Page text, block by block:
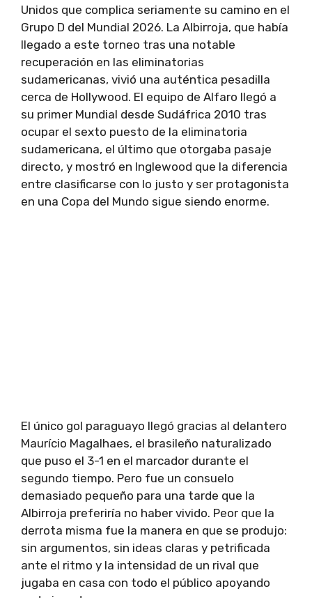
Unidos que complica seriamente su camino en el
Grupo D del Mundial 2026. La Albirroja, que había
llegado a este torneo tras una notable
recuperación en las eliminatorias
sudamericanas, vivió una auténtica pesadilla
cerca de Hollywood. El equipo de Alfaro llegó a
su primer Mundial desde Sudáfrica 2010 tras
ocupar el sexto puesto de la eliminatoria
sudamericana, el último que otorgaba pasaje
directo, y mostró en Inglewood que la diferencia
entre clasificarse con lo justo y ser protagonista
en una Copa del Mundo sigue siendo enorme.
El único gol paraguayo llegó gracias al delantero
Maurício Magalhaes, el brasileño naturalizado
que puso el 3-1 en el marcador durante el
segundo tiempo. Pero fue un consuelo
demasiado pequeño para una tarde que la
Albirroja preferiría no haber vivido. Peor que la
derrota misma fue la manera en que se produjo:
sin argumentos, sin ideas claras y petrificada
ante el ritmo y la intensidad de un rival que
jugaba en casa con todo el público apoyando